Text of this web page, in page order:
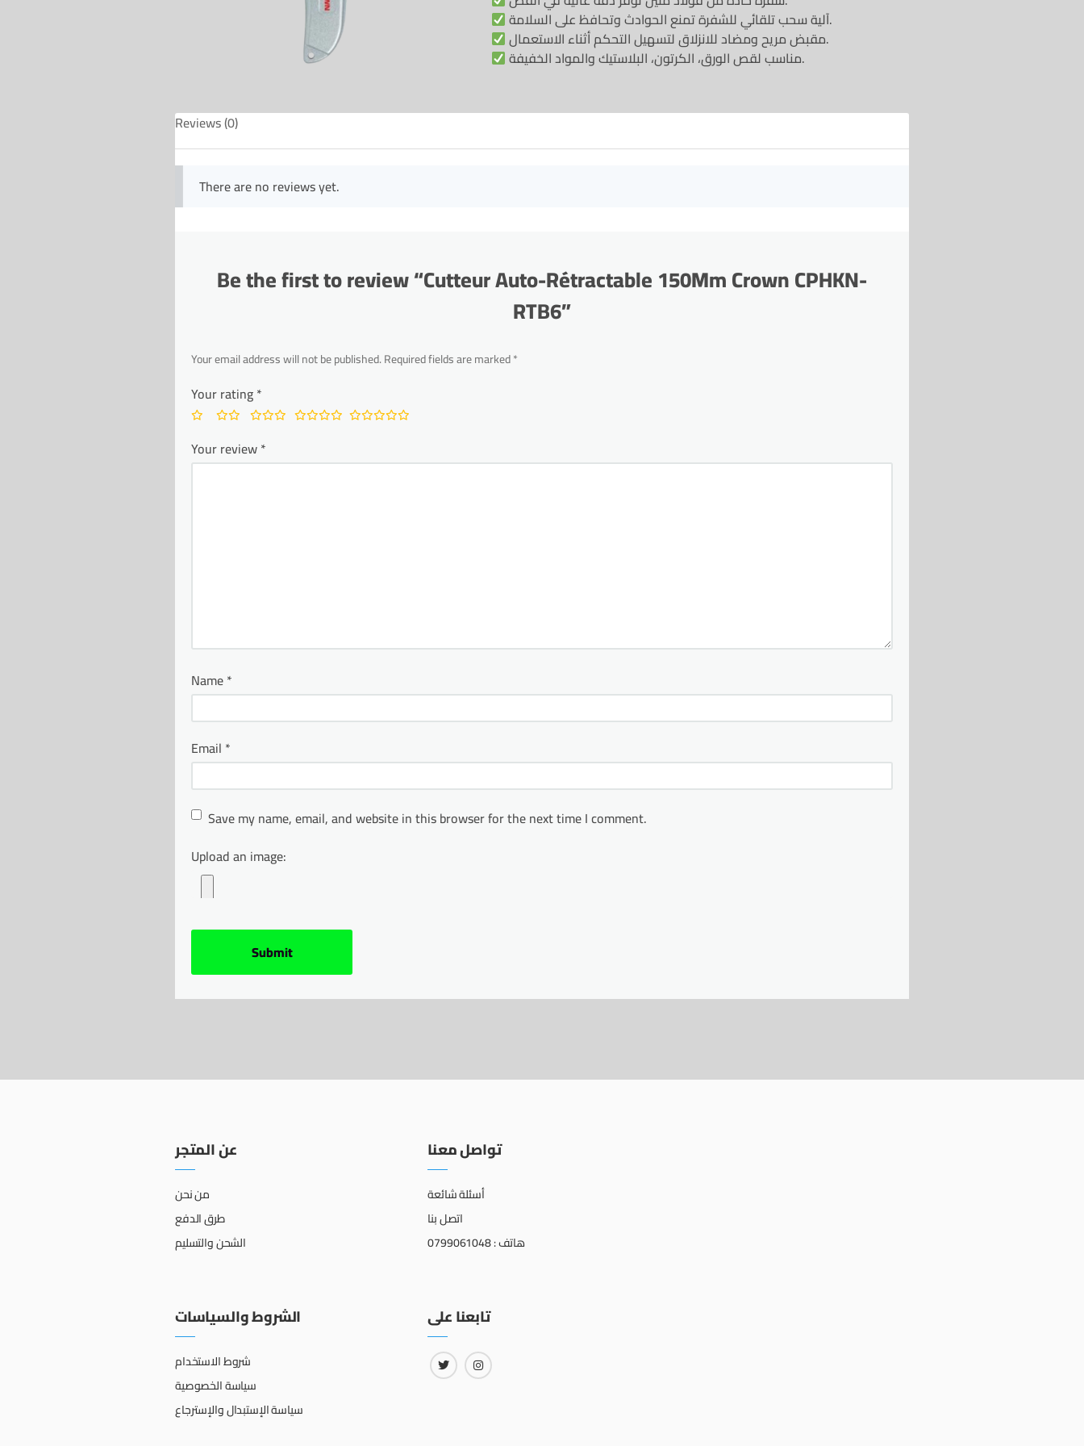
آلية سحب تلقائي للشفرة تمنع الحوادث وتحافظ على السلامة.
مقبض مريح ومضاد للانزلاق لتسهيل التحكم أثناء الاستعمال.
مناسب لقص الورق، الكرتون، البلاستيك والمواد الخفيفة.
Reviews (0)
There are no reviews yet.
Be the first to review “Cutteur Auto-Rétractable 150Mm Crown CPHKN-
RTB6”
Your email address will not be published.Required fields are marked*
Your rating*
Your review*
Name*
Email *
Save my name, email, and website in this browser for the next time I comment.
Upload an image:
عن المتجر
من نحن
طرق الدفع
الشحن والتسليم
الشروط والسياسات
شروط الاستخدام
سياسة الخصوصية
سياسة الإستبدال والإسترجاع
تواصل معنا
أسئلة شائعة
اتصل بنا
هاتف : 0799061048
تابعنا على